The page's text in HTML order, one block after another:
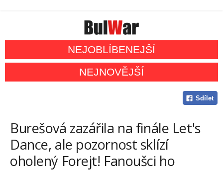
NEJOBLÍBENEJŠÍ
NEJNOVĚJŠÍ
Sdílet
Burešová zazářila na finále Let's
Dance, ale pozornost sklízí
oholený Forejt! Fanoušci ho